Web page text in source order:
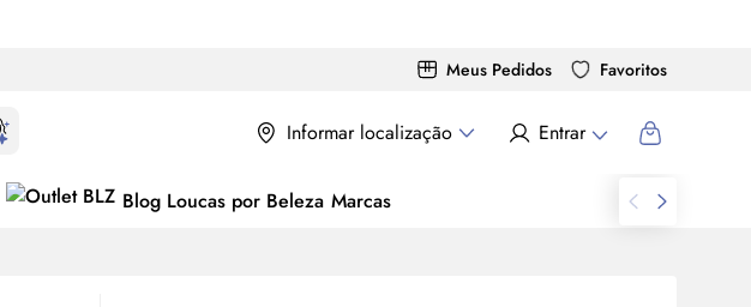
Meus Pedidos Favoritos
Informar localização Entrar
Blog Loucas por Beleza Marcas